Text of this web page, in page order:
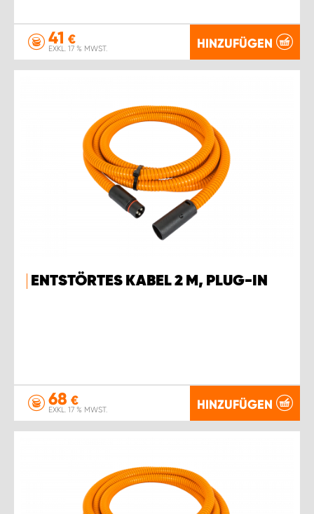
41 €
EXKL. 17 % MWST. HINZUFÜGEN
ENTSTÖRTES KABEL 2 M, PLUG-IN
68 €
EXKL. 17 % MWST. HINZUFÜGEN